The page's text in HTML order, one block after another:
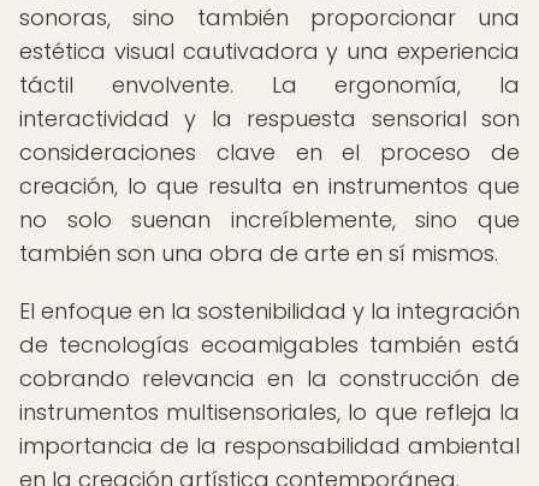
sonoras, sino también proporcionar una
estética visual cautivadora y una experiencia
táctil envolvente. La ergonomía, la
interactividad y la respuesta sensorial son
consideraciones clave en el proceso de
creación, lo que resulta en instrumentos que
no solo suenan increíblemente, sino que
también son una obra de arte en sí mismos.
El enfoque en la sostenibilidad y la integración
de tecnologías ecoamigables también está
cobrando relevancia en la construcción de
instrumentos multisensoriales, lo que refleja la
importancia de la responsabilidad ambiental
en la creación artística contemporánea.